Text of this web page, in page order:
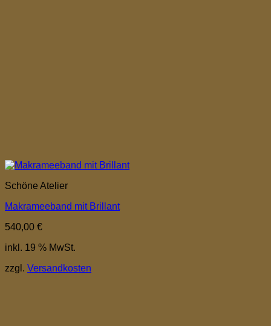
Schöne Atelier
Makrameeband mit Brillant
540,00 €
inkl. 19 % MwSt.
zzgl. Versandkosten